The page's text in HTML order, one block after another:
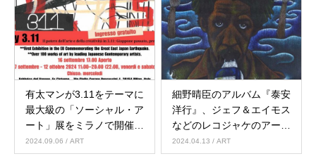
有太マンが3.11をテーマに
最大級の「ソーシャル・ア
ート」展をミラノで開催す
る！！
2024.09.06 / ART
細野晴臣のアルバム『泰安
洋行』、ジェフ＆エイモス
などのレコジャケのアート
ワークで活躍したヤギヤス
オ氏が他界
2024.04.13 / ART